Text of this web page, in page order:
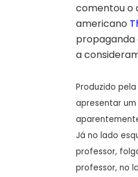
comentou o
americano
propaganda
a
Produzido
apresentar um
Já no lado
professor,
professor, no